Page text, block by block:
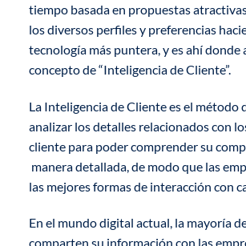
tiempo basada en propuestas
los diversos perfiles y preferencias
tecnología más puntera, y es ahí donde
concepto de “Inteligencia de Cliente”.
La Inteligencia de Cliente es el método
analizar los detalles relacionados con
cliente para poder comprender su
manera detallada, de modo que las
las mejores formas de interacción con
En el mundo digital actual, la mayoría
comparten su información con las